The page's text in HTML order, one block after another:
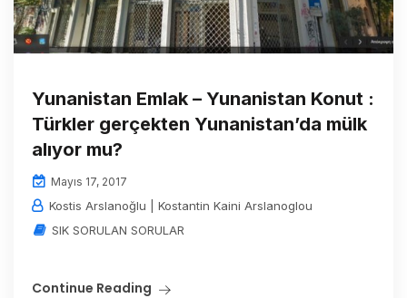
Yunanistan Emlak – Yunanistan Konut :
Türkler gerçekten Yunanistan’da mülk
alıyor mu?
Mayıs 17, 2017
Kostis Arslanoğlu | Kostantin Kaini Arslanoglou
SIK SORULAN SORULAR
Continue Reading